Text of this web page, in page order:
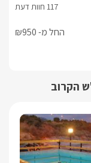
החל מ- ₪950
הקרוב